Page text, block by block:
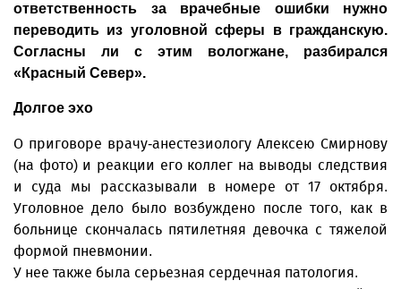
ответственность за врачебные ошибки нужно
переводить из уголовной сферы в гражданскую.
Согласны ли с этим вологжане, разбирался
«Красный Север».
Долгое эхо
О приговоре врачу-анестезио­логу Алексею Смирнову
(на фото) и реакции его коллег на выводы следствия
и суда мы рассказывали в номере от 17 октября.
Уголовное дело было возбуждено после того, как в
больнице скончалась пятилетняя девочка с тяжелой
формой пневмонии.
У нее также была серьезная сердечная патология.